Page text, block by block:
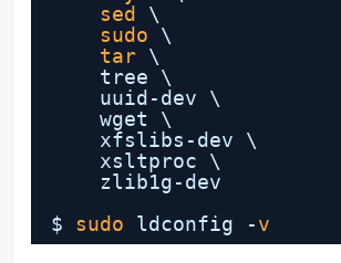
sed
\
sudo
\
tar \
tree \
uuid-dev \
wget \
xfslibs-dev \
xsltproc \
zlib1g-dev
$ sudo ldconfig -v